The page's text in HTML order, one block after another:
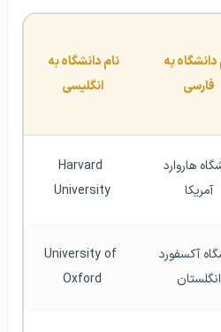
فارسی
انگلیسی
آمریکا
Harvard
University
انگلستان
University of
Oxford